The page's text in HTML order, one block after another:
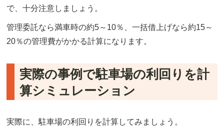
で、十分注意しましょう。
管理委託なら満車時の約5～10％、一括借上げなら約15～
20％の管理費がかかる計算になります。
実際の事例で駐車場の利回りを計
算シミュレーション
実際に、駐車場の利回りを計算してみましょう。